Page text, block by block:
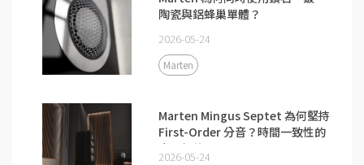
陶瓷與鋁蜂巢單體？
2026-05-24
Marten
Marten Mingus Septet 為何堅持
First-Order 分音？時間一致性的
真正價值
2026-05-24